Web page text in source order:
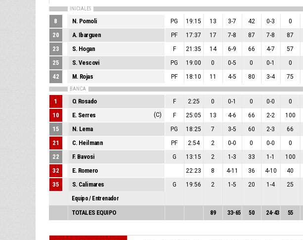
INICIALES
8 N. Pomoli PG 19:15 13 3-7 42 0-3 0
20 A. Ibarguen PF 17:37 17 7-8 87 7-8 87
23 S. Hogan F 21:35 14 6-9 66 4-7 57
25 S. Vescovi PG 19:00 0 0-5 0 0-1 0
42 M. Rojas PF 18:10 11 4-5 80 3-4 75
BANCA
1 O. Rosado F 2:25 0 0-1 0 0-0 0
10 E. Serres (C) F 25:05 13 4-6 66 2-2 100
15 N. Lema PG 18:25 7 3-5 60 2-3 66
21 C. Heilmann PF 2:54 2 0-0 0 0-0 0
22 F. Bavosi G 13:15 2 1-3 33 1-1 100
32 E. Romero 22:23 8 4-11 36 4-10 40
35 S. Calimares G 19:56 2 1-5 20 1-4 25
Equipo / Entrenador
TOTALES EQUIPO 89 33-65 50 24-43 55